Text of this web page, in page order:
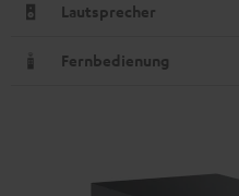
Lautsprecher
Fernbedienung